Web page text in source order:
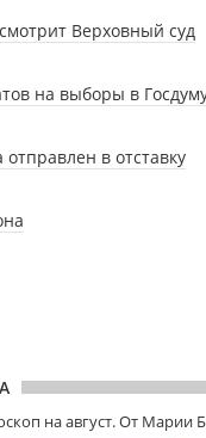
Верховный суд
на выборы в
в отставку
на август. От Марии